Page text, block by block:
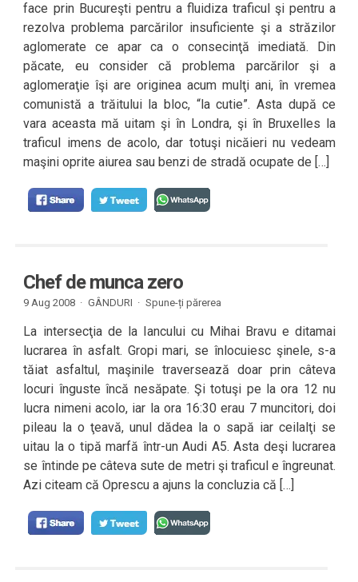
face prin Bucureşti pentru a fluidiza traficul şi pentru a
rezolva problema parcărilor insuficiente şi a străzilor
aglomerate ce apar ca o consecinţă imediată. Din
păcate, eu consider că problema parcărilor şi a
aglomeraţie îşi are originea acum mulţi ani, în vremea
comunistă a trăitului la bloc, “la cutie”. Asta după ce
vara aceasta mă uitam şi în Londra, şi în Bruxelles la
traficul imens de acolo, dar totuşi nicăieri nu vedeam
maşini oprite aiurea sau benzi de stradă ocupate de […]
Chef de munca zero
9 Aug 2008 · GÂNDURI · Spune-ți părerea
La intersecţia de la Iancului cu Mihai Bravu e ditamai
lucrarea în asfalt. Gropi mari, se înlocuiesc şinele, s-a
tăiat asfaltul, maşinile traversează doar prin câteva
locuri înguste încă nesăpate. Şi totuşi pe la ora 12 nu
lucra nimeni acolo, iar la ora 16:30 erau 7 muncitori, doi
pileau la o ţeavă, unul dădea la o sapă iar ceilalţi se
uitau la o tipă marfă într-un Audi A5. Asta deşi lucrarea
se întinde pe câteva sute de metri şi traficul e îngreunat.
Azi citeam că Oprescu a ajuns la concluzia că […]